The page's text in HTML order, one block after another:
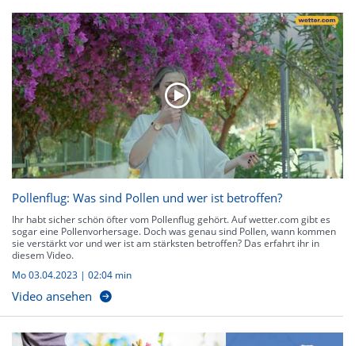
Pollenflug: Was sind Pollen und wer ist betroffen?
Ihr habt sicher schön öfter vom Pollenflug gehört. Auf wetter.com gibt es
sogar eine Pollenvorhersage. Doch was genau sind Pollen, wann kommen
sie verstärkt vor und wer ist am stärksten betroffen? Das erfahrt ihr in
diesem Video.
Mo 03.04.2023 | 02:04 min
Video ansehen